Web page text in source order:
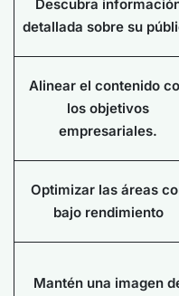
Descubra
detallada sobre su
Alinear el contenido
los objetivos
empresariales.
Optimizar las áreas
bajo rendimiento
Mantén una imagen